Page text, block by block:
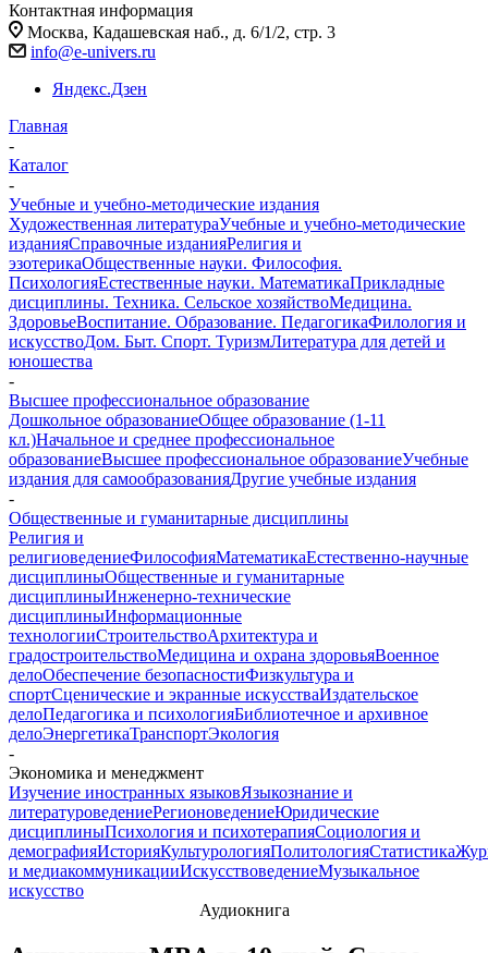
Контактная информация
Москва, Кадашевская наб., д. 6/1/2, стр. 3
info@e-univers.ru
Яндекс.Дзен
Главная
-
Каталог
-
Учебные и учебно-методические издания
Художественная литератураУчебные и учебно-методические
изданияСправочные изданияРелигия и
эзотерикаОбщественные науки. Философия.
ПсихологияЕстественные науки. МатематикаПрикладные
дисциплины. Техника. Сельское хозяйствоМедицина.
ЗдоровьеВоспитание. Образование. ПедагогикаФилология и
искусствоДом. Быт. Спорт. ТуризмЛитература для детей и
юношества
-
Высшее профессиональное образование
Дошкольное образованиеОбщее образование (1-11
кл.)Начальное и среднее профессиональное
образованиеВысшее профессиональное образованиеУчебные
издания для самообразованияДругие учебные издания
-
Общественные и гуманитарные дисциплины
Религия и
религиоведениеФилософияМатематикаЕстественно-научные
дисциплиныОбщественные и гуманитарные
дисциплиныИнженерно-технические
дисциплиныИнформационные
технологииСтроительствоАрхитектура и
градостроительствоМедицина и охрана здоровьяВоенное
делоОбеспечение безопасностиФизкультура и
спортСценические и экранные искусстваИздательское
делоПедагогика и психологияБиблиотечное и архивное
делоЭнергетикаТранспортЭкология
-
Экономика и менеджмент
Изучение иностранных языковЯзыкознание и
литературоведениеРегионоведениеЮридические
дисциплиныПсихология и психотерапияСоциология и
демографияИсторияКультурологияПолитологияСтатистика
и медиакоммуникацииИскусствоведениеМузыкальное
искусство
Аудиокнига